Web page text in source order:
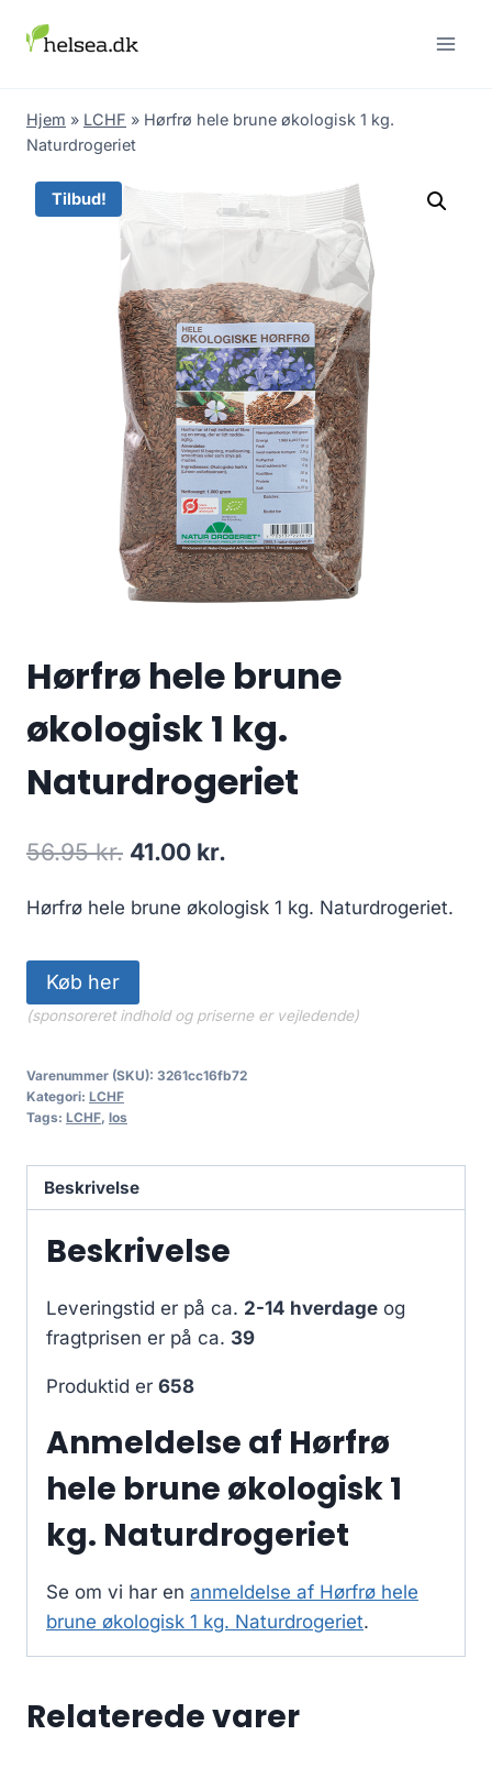
Hjem » LCHF » Hørfrø hele brune økologisk 1 kg.
Naturdrogeriet
Tilbud!
Hørfrø hele brune
økologisk 1 kg.
Naturdrogeriet
56.95kr. Den
pris
var:
56.95 kr..
41.00 kr.
pris
Hørfrø hele brune økologisk 1 kg. Naturdrogeriet.
Køb her
(sponsoreret indhold og priserne er vejledende)
Varenummer (SKU): 3261cc16fb72
Kategori: LCHF
Tags: LCHF, los
Beskrivelse
Beskrivelse
Leveringstid er på ca. 2-14 hverdage og
fragtprisen er på ca. 39
Produktid er 658
Anmeldelse af Hørfrø
hele brune økologisk 1
kg. Naturdrogeriet
Se om vi har en anmeldelse af Hørfrø hele
brune økologisk 1 kg. Naturdrogeriet.
Relaterede varer